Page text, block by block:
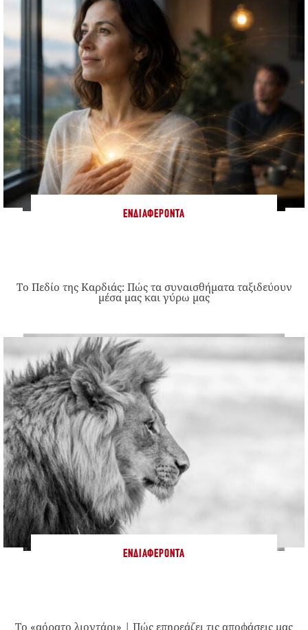
ΕΝΔΙΑΦΈΡΟΝΤΑ
Το Πεδίο της Καρδιάς: Πώς τα συναισθήματα ταξιδεύουν
μέσα μας και γύρω μας
ΕΝΔΙΑΦΈΡΟΝΤΑ
Το «αόρατο λιοντάρι» | Πώς επηρεάζει τις αποφάσεις μας